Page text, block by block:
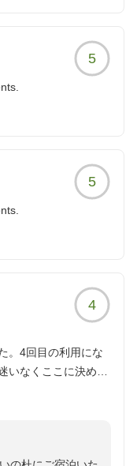
5
5
4
。4回目の利用にな
いなくここに決めま
食べて来ました。